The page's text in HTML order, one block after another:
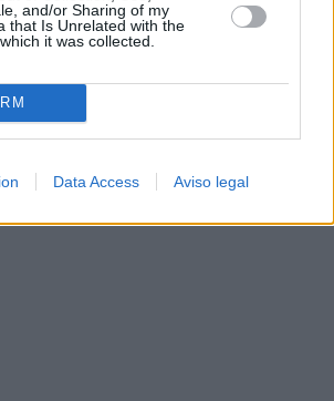
and/or Sharing of my
that Is Unrelated with the
it was collected.
Data Access Aviso legal